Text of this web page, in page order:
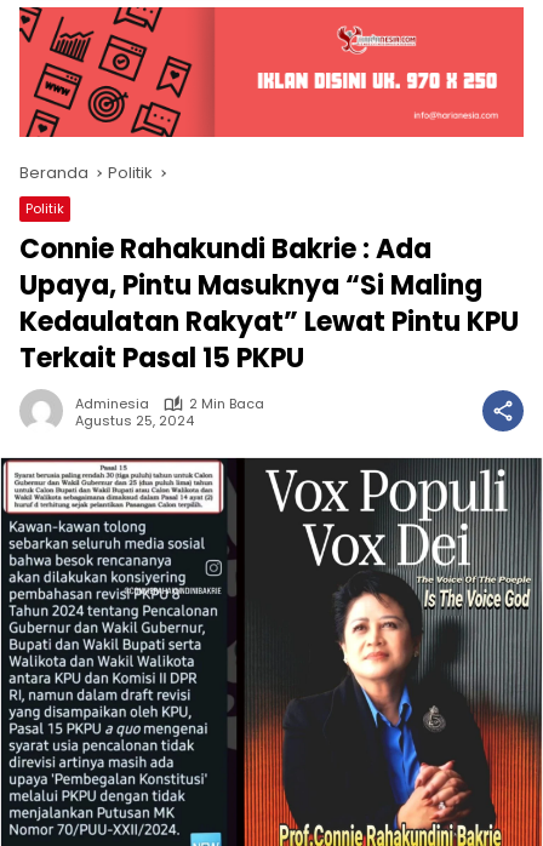
Beranda Politik
Politik
Connie Rahakundi Bakrie : Ada
Upaya, Pintu Masuknya “Si Maling
Kedaulatan Rakyat” Lewat Pintu KPU
Terkait Pasal 15 PKPU
Adminesia
2 Min Baca
Agustus 25, 2024